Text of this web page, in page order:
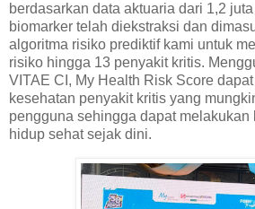
berdasarkan data aktuaria dari 1,2
biomarker telah diekstraksi dan
algoritma risiko prediktif kami untuk
risiko hingga 13 penyakit kritis.
VITAE CI, My Health Risk Score
kesehatan penyakit kritis yang
pengguna sehingga dapat melakukan
hidup sehat sejak dini.